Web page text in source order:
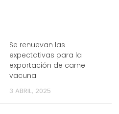
Se renuevan las
expectativas para la
exportación de carne
vacuna
3 ABRIL, 2025